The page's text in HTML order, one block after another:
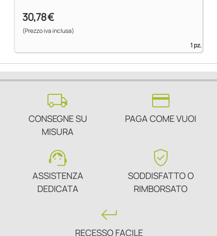
30,78 €
(Prezzo iva inclusa)
1 pz.
local_shipping
CONSEGNE SU
MISURA
credit_card
PAGA COME VUOI
support_agent
ASSISTENZA
DEDICATA
verified_user
SODDISFATTO O
RIMBORSATO
keyboard_return
RECESSO FACILE